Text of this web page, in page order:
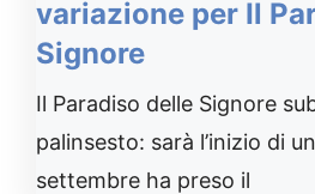
variazione per Il
Signore
Il Paradiso delle Signore
palinsesto: sarà l’inizio di
settembre ha preso il